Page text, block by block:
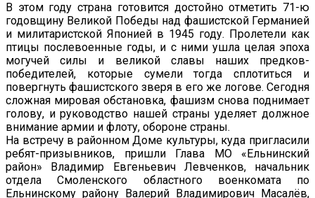
В этом году страна готовится достойно отметить 71-ю
годовщину Великой Победы над фашистской Германией
и милитаристской Японией в 1945 году. Пролетели как
птицы послевоенные годы, и с ними ушла целая эпоха
могучей силы и великой славы наших предков-
победителей, которые сумели тогда сплотиться и
повергнуть фашистского зверя в его же логове. Сегодня
сложная мировая обстановка, фашизм снова поднимает
голову, и руководство нашей страны уделяет должное
внимание армии и флоту, обороне страны.
На встречу в районном Доме культуры, куда пригласили
ребят-призывников, пришли Глава МО «Ельнинский
район» Владимир Евгеньевич Левченков, начальник
отдела Смоленского областного военкомата по
Ельнинскому району Валерий Владимирович Масалёв,